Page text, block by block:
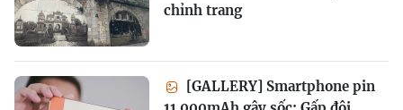
chỉnh trang
[GALLERY] Smartphone pin